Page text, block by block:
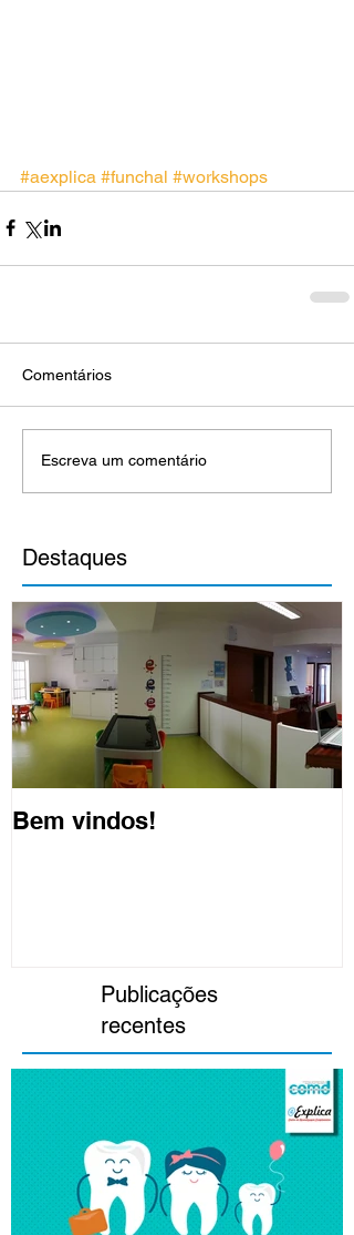
#aexplica #funchal #workshops
Comentários
Escreva um comentário
Destaques
Bem vindos!
Publicações
recentes